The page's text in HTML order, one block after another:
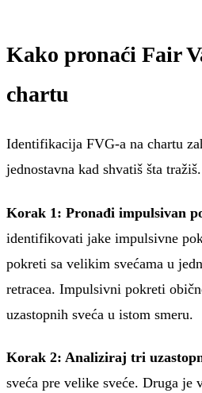
Kako pronaći Fair
chartu
Identifikacija FVG-a na chartu
jednostavna kad shvatiš šta tražiš.
Korak 1: Pronađi impulsivan
identifikovati jake impulsivne
pokreti sa velikim svećama u
retracea. Impulsivni pokreti
uzastopnih sveća u istom smeru.
Korak 2: Analiziraj tri
sveća pre velike sveće. Druga je